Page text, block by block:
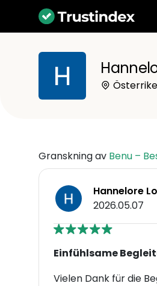
Österrike
Granskning av Benu –
Hannelore
2026.05.07
Einfühlsame
Vielen Dank für die